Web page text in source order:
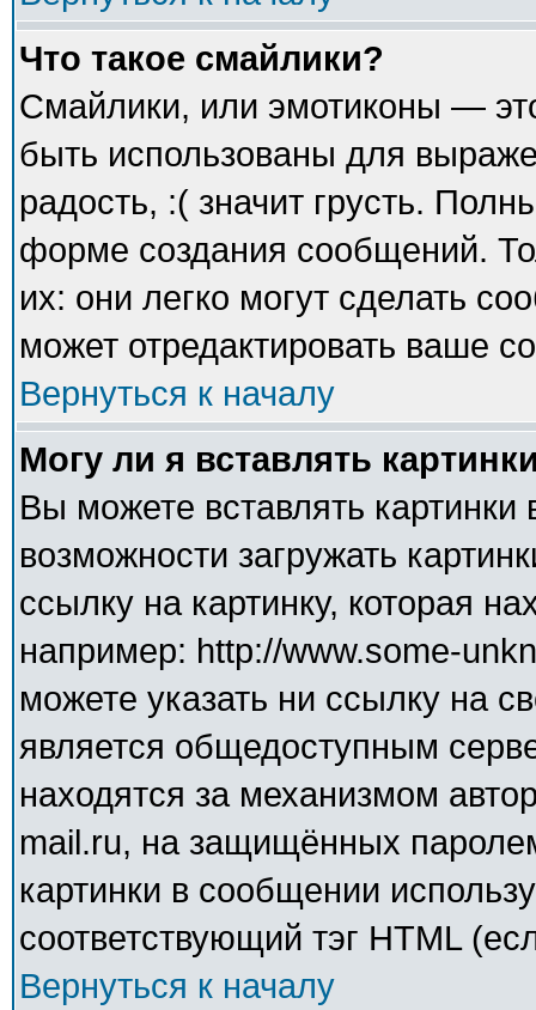
Что такое смайлики?
Смайлики, или эмотиконы —
быть использованы для
радость, :( значит грусть.
форме создания сообщений.
их: они легко могут сделать
может отредактировать ваше
Вернуться к началу
Могу ли я вставлять
Вы можете вставлять
возможности загружать
ссылку на картинку, которая
например: http://www.some-
можете указать ни ссылку на
является общедоступным
находятся за механизмом
mail.ru, на защищённых
картинки в сообщении
соответствующий тэг HTML
Вернуться к началу